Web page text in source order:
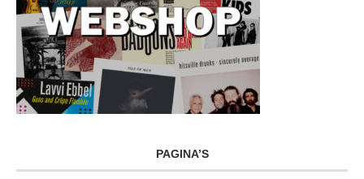
PAGINA’S